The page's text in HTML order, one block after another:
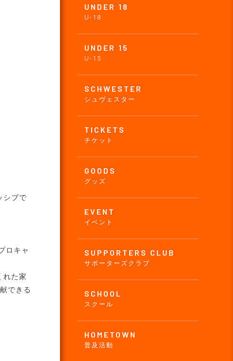
UNDER 18
U-18
UNDER 15
U-15
SCHWESTER
シュヴェスター
TICKETS
チケット
GOODS
グッズ
EVENT
イベント
SUPPORTERS CLUB
サポーターズクラブ
SCHOOL
スクール
HOMETOWN
普及活動
シブで
ロキャ
れた家
できる